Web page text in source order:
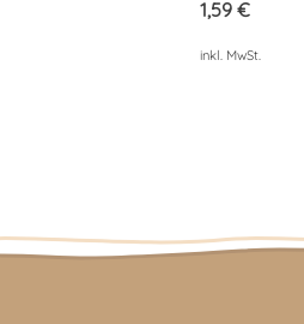
1,59 €
inkl. MwSt.